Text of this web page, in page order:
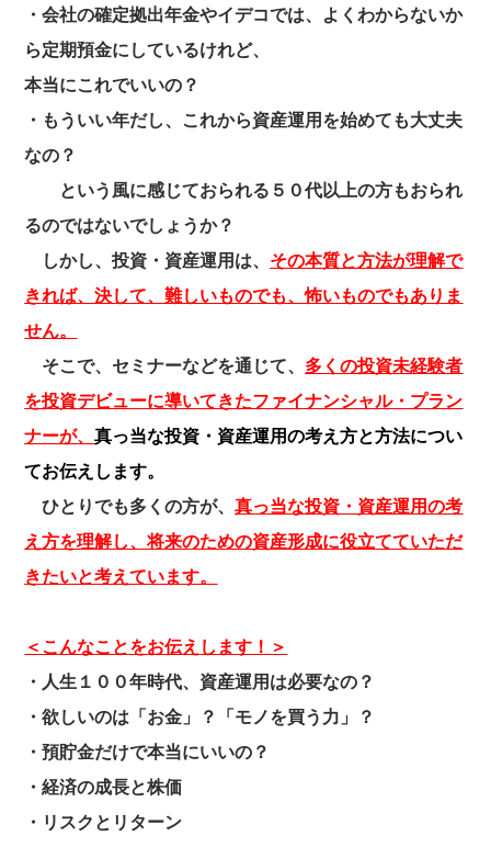
・会社の確定拠出年金やイデコでは、よくわからないか
ら定期預金にしているけれど、
本当にこれでいいの？
・もういい年だし、これから資産運用を始めても大丈夫
なの？
という風に感じておられる５０代以上の方もおられ
るのではないでしょうか？
しかし、投資・資産運用は、 その本質と方法が理解で
きれば、決して、難しいものでも、怖いものでもありま
せん。
そこで、セミナーなどを通じて、 多くの投資未経験者
を投資デビューに導いてきたファイナンシャル・プラン
ナーが、真っ当な投資・資産運用の考え方と方法につい
てお伝えします。
ひとりでも多くの方が、真っ当な投資・資産運用の考
え方を理解し、将来のための資産形成に役立てていただ
きたいと考えています。
＜こんなことをお伝えします！＞
・人生１００年時代、資産運用は必要なの？
・欲しいのは「お金」？「モノを買う力」？
・預貯金だけで本当にいいの？
・経済の成長と株価
・リスクとリターン